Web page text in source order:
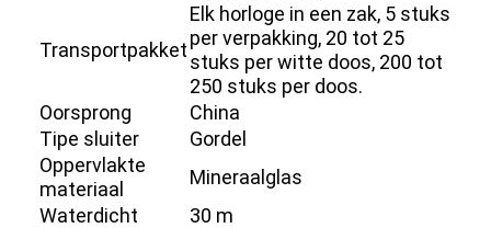
Transportpakket
Elk horloge in een zak, 5 stuks
per verpakking, 20 tot 25
stuks per witte doos, 200 tot
250 stuks per doos.
Oorsprong
China
Tipe sluiter
Gordel
Oppervlakte
materiaal
Mineraalglas
Waterdicht
30 m